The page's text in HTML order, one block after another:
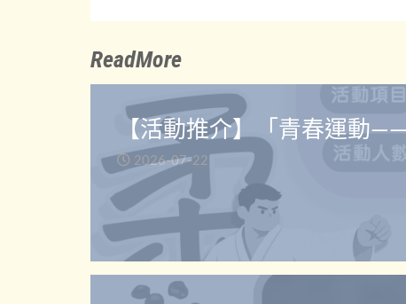
ReadMore
【活動推介】「青春運動
2026-07-22